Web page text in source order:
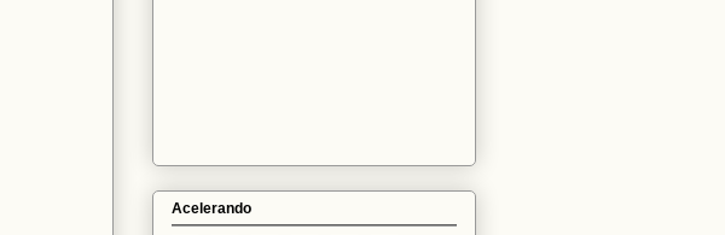
Acelerando